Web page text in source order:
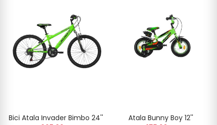
Bici Atala Invader Bimbo 24''
Atala Bunny Boy 12''